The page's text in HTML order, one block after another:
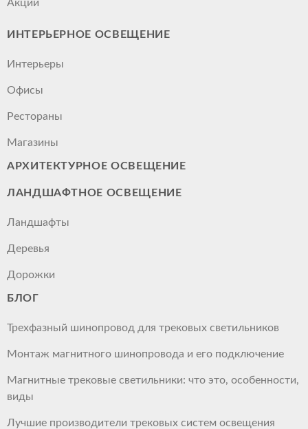
Акции
ИНТЕРЬЕРНОЕ ОСВЕЩЕНИЕ
Интерьеры
Офисы
Рестораны
Магазины
АРХИТЕКТУРНОЕ ОСВЕЩЕНИЕ
ЛАНДШАФТНОЕ ОСВЕЩЕНИЕ
Ландшафты
Деревья
Дорожки
БЛОГ
Трехфазный шинопровод для трековых светильников
Монтаж магнитного шинопровода и его подключение
Магнитные трековые светильники: что это, особенности,
виды
Лучшие производители трековых систем освещения